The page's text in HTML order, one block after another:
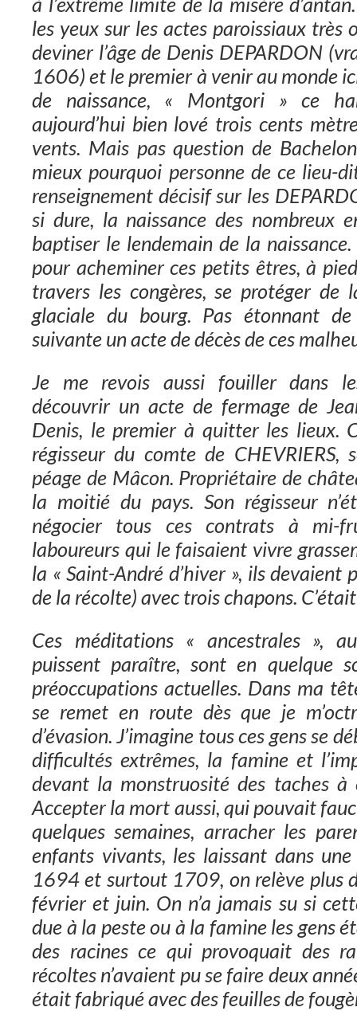
les yeux sur les actes paroissiaux très
deviner l’âge de Denis DEPARDON
1606) et le premier à venir au monde
de naissance, « Montgori » ce
aujourd’hui bien lové trois cents
vents. Mais pas question de
mieux pourquoi personne de ce lieu-
renseignement décisif sur les
si dure, la naissance des nombreux
baptiser le lendemain de la
pour acheminer ces petits êtres, à
travers les congères, se protéger de
glaciale du bourg. Pas étonnant
suivante un acte de décès de ces
Je me revois aussi fouiller dans
découvrir un acte de fermage de
Denis, le premier à quitter les lieux.
régisseur du comte de
péage de Mâcon. Propriétaire de
la moitié du pays. Son régisseur
négocier tous ces contrats à mi-
laboureurs qui le faisaient vivre
la « Saint-André d’hiver », ils
de la récolte) avec trois chapons.
Ces méditations « ancestrales »,
puissent paraître, sont en quelque
préoccupations actuelles. Dans ma
se remet en route dès que je
d’évasion. J’imagine tous ces gens se
difficultés extrêmes, la famine et
devant la monstruosité des taches à
Accepter la mort aussi, qui pouvait
quelques semaines, arracher les
enfants vivants, les laissant dans
1694 et surtout 1709, on relève plus
février et juin. On n’a jamais su si
due à la peste ou à la famine les gens
des racines ce qui provoquait des
récoltes n’avaient pu se faire deux
était fabriqué avec des feuilles de